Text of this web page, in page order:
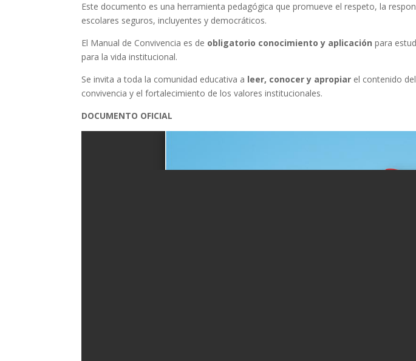
Este documento es una herramienta pedagógica que promueve el respeto, la
escolares seguros, incluyentes y democráticos.
El Manual de Convivencia es de obligatorio conocimiento y aplicación para
para la vida institucional.
Se invita a toda la comunidad educativa a leer, conocer y apropiar el contenido
convivencia y el fortalecimiento de los valores institucionales.
DOCUMENTO OFICIAL